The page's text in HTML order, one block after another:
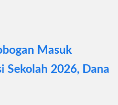
Masuk
Sekolah 2026, Dana